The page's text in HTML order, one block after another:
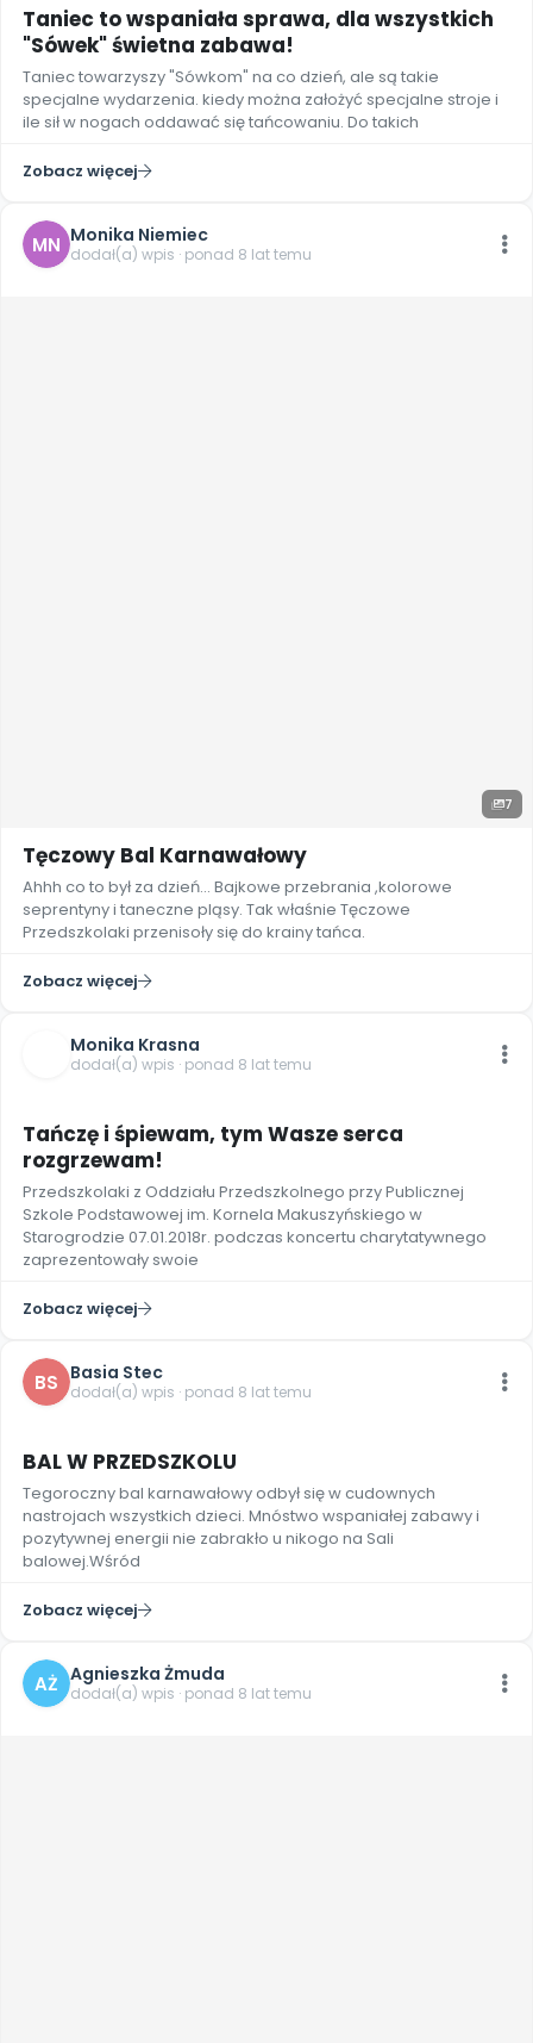
Taniec to wspaniała sprawa, dla wszystkich
"Sówek" świetna zabawa!
Taniec towarzyszy "Sówkom" na co dzień, ale są takie
specjalne wydarzenia. kiedy można założyć specjalne stroje i
ile sił w nogach oddawać się tańcowaniu. Do takich
Zobacz więcej
MN Monika Niemiec
dodał(a) wpis · ponad 8 lat temu
7
Tęczowy Bal Karnawałowy
Ahhh co to był za dzień... Bajkowe przebrania ,kolorowe
seprentyny i taneczne pląsy. Tak właśnie Tęczowe
Przedszkolaki przenisoły się do krainy tańca.
Zobacz więcej
Monika Krasna
dodał(a) wpis · ponad 8 lat temu
Tańczę i śpiewam, tym Wasze serca
rozgrzewam!
Przedszkolaki z Oddziału Przedszkolnego przy Publicznej
Szkole Podstawowej im. Kornela Makuszyńskiego w
Starogrodzie 07.01.2018r. podczas koncertu charytatywnego
zaprezentowały swoie
Zobacz więcej
BS Basia Stec
dodał(a) wpis · ponad 8 lat temu
BAL W PRZEDSZKOLU
Tegoroczny bal karnawałowy odbył się w cudownych
nastrojach wszystkich dzieci. Mnóstwo wspaniałej zabawy i
pozytywnej energii nie zabrakło u nikogo na Sali
balowej.Wśród
Zobacz więcej
AŻ Agnieszka Żmuda
dodał(a) wpis · ponad 8 lat temu